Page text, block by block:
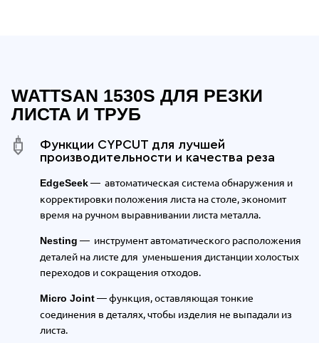
WATTSAN 1530S ДЛЯ РЕЗКИ
ЛИСТА И ТРУБ
Функции СYPCUT для лучшей
производительности и качества реза
EdgeSeek— автоматическая система обнаружения и
корректировки положения листа на столе, экономит
время на ручном выравнивании листа металла.
Nesting — инструмент автоматического расположения
деталей на листе для уменьшения дистанции холостых
переходов и сокращения отходов.
Micro Joint— функция, оставляющая тонкие
соединения в деталях, чтобы изделия не выпадали из
листа.